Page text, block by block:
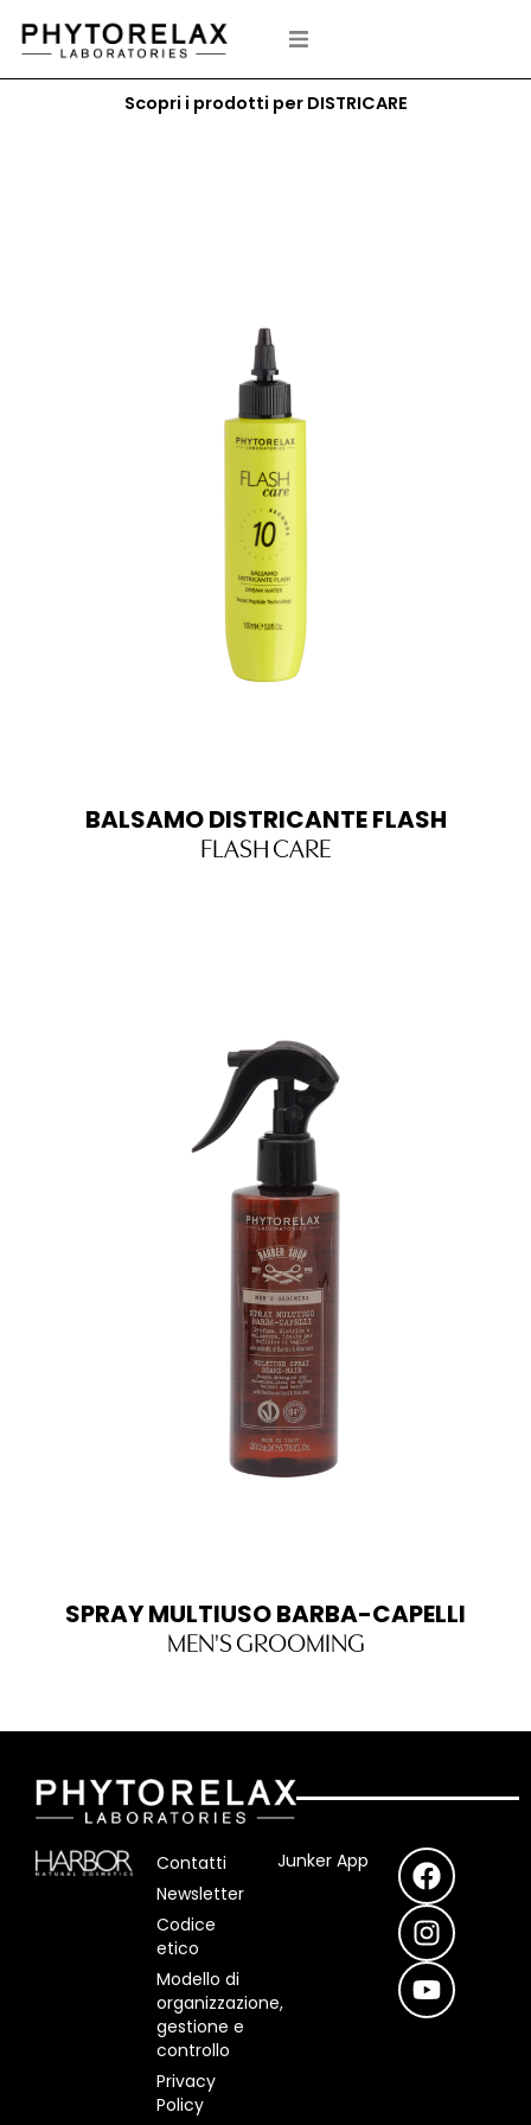
Scopri i prodotti per DISTRICARE
BALSAMO DISTRICANTE FLASH
FLASH CARE
SPRAY MULTIUSO BARBA-CAPELLI
MEN'S GROOMING
Contatti
Newsletter
Codice
etico
Modello di
organizzazione,
gestione e
controllo
Privacy
Policy
Junker App F
a
c
e
b
o
o
I
n
s
t
a
g
r
Y
o
u
t
u
b
e